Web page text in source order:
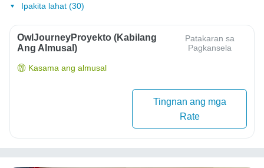
Ipakita lahat (30)
OwlJourneyProyekto (Kabilang
Ang Almusal)
Patakaran sa
Pagkansela
Kasama ang almusal
Tingnan ang mga
Rate